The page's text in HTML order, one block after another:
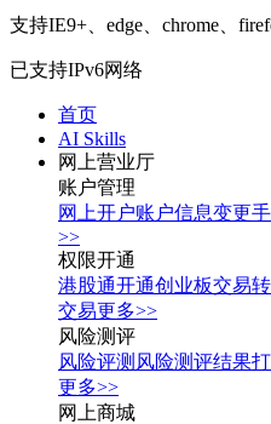
支持IE9+、edge、chrome、
已支持IPv6网络
首页
AI Skills
网上营业厅
账户管理
网上开户账户信息变更
>>
权限开通
港股通开通创业板交易
交易更多>>
风险测评
风险评测 风险测评结果
更多>>
网上商城